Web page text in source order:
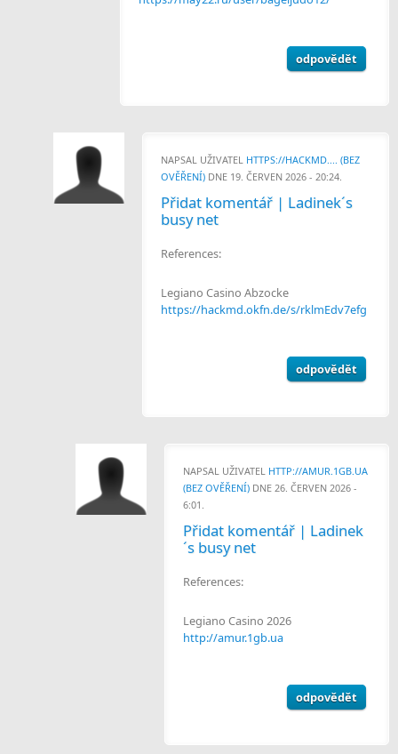
odpovědět
NAPSAL UŽIVATEL HTTPS://HACKMD.... (BEZ
OVĚŘENÍ) DNE 19. ČERVEN 2026 - 20:24.
Přidat komentář | Ladinek´s
busy net
References:
Legiano Casino Abzocke
https://hackmd.okfn.de/s/rklmEdv7efg
odpovědět
NAPSAL UŽIVATEL HTTP://AMUR.1GB.UA
(BEZ OVĚŘENÍ) DNE 26. ČERVEN 2026 -
6:01.
Přidat komentář | Ladinek
´s busy net
References:
Legiano Casino 2026
http://amur.1gb.ua
odpovědět